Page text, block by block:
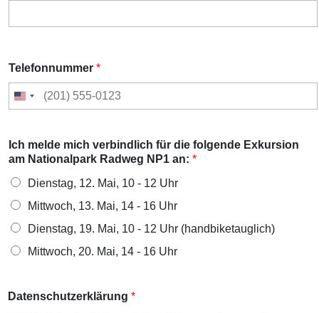
Telefonnummer *
Ich melde mich verbindlich für die folgende Exkursion
am Nationalpark Radweg NP1 an: *
Dienstag, 12. Mai, 10 - 12 Uhr
Mittwoch, 13. Mai, 14 - 16 Uhr
Dienstag, 19. Mai, 10 - 12 Uhr (handbiketauglich)
Mittwoch, 20. Mai, 14 - 16 Uhr
Datenschutzerklärung *